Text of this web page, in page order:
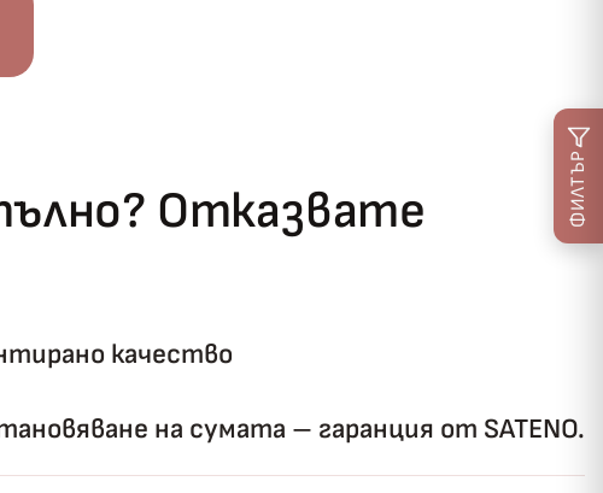
Отказвате
качество
на сумата – гаранция от SATENO.
ФИЛТЪР